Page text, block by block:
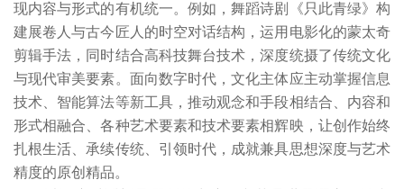
现内容与形式的有机统一。例如，舞蹈诗剧《只此青绿》构
建展卷人与古今匠人的时空对话结构，运用电影化的蒙太奇
剪辑手法，同时结合高科技舞台技术，深度统摄了传统文化
与现代审美要素。面向数字时代，文化主体应主动掌握信息
技术、智能算法等新工具，推动观念和手段相结合、内容和
形式相融合、各种艺术要素和技术要素相辉映，让创作始终
扎根生活、承续传统、引领时代，成就兼具思想深度与艺术
精度的原创精品。